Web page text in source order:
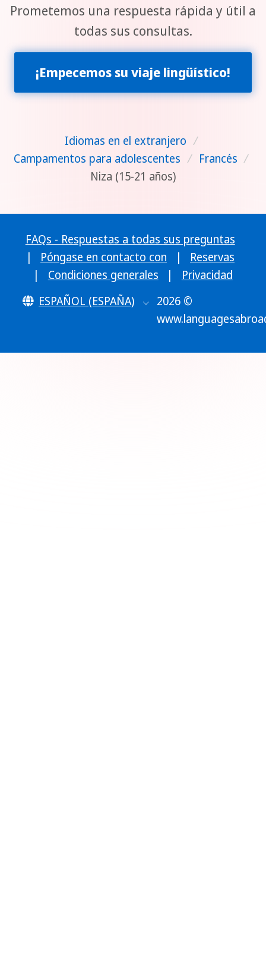
Prometemos una respuesta rápida y útil a
todas sus consultas.
¡Empecemos su viaje lingüístico!
Idiomas en el extranjero /
Campamentos para adolescentes / Francés /
Niza (15-21 años)
FAQs - Respuestas a todas sus preguntas
|
Póngase en contacto con |
Reservas
|
Condiciones generales |
Privacidad
ESPAÑOL (ESPAÑA)
2026 ©